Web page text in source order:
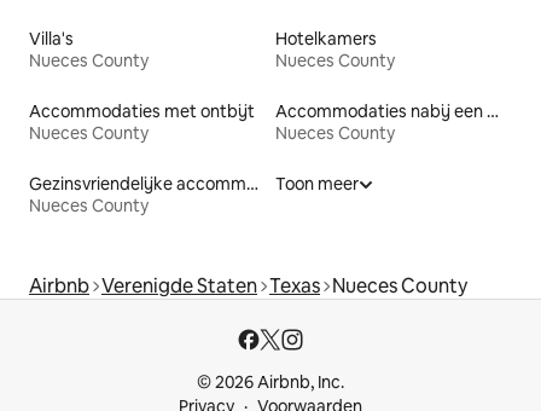
Villa's
Nueces County
Hotelkamers
Nueces County
Accommodaties met ontbijt
Nueces County
Accommodaties nabij een meer
Nueces County
Gezinsvriendelijke accommodaties
Nueces County
Toon meer
Airbnb Verenigde Staten Texas Nueces County
© 2026 Airbnb, Inc.
Privacy
Voorwaarden